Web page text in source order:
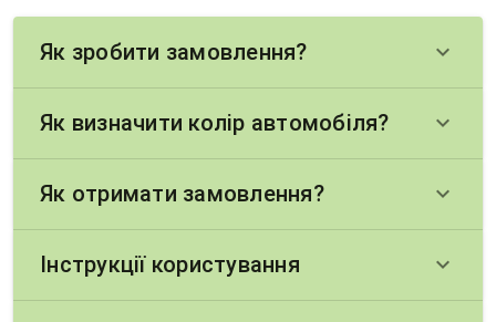
Як зробити замовлення? keyboard_arrow_down
Як визначити колір автомобіля? keyboard_arrow_down
Як отримати замовлення? keyboard_arrow_down
Інструкції користування keyboard_arrow_down